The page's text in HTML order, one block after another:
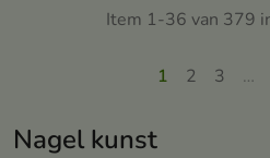
Nagel kunst
en geeft manicure een lichte,
frisse en stralende uitstraling.
Item 1-36 van 379
1 2 3 …